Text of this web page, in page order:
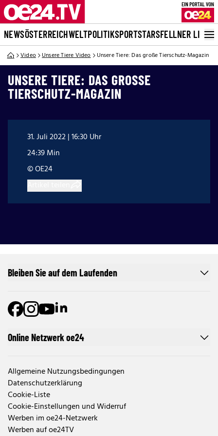
NEWSÖSTERREICHWELTPOLITIKSPORTSTARSFELLNER LIVE
Video Unsere Tiere Video Unsere Tiere: Das große Tierschutz-Magazin
UNSERE TIERE: DAS GROSSE T
IERSCHUTZ-MAGAZIN
31. Juli 2022 | 16:30 Uhr
24:39 Min
© OE24
Online Netzwerk oe24
Allgemeine Nutzungsbedingungen
Datenschutzerklärung
Cookie-Liste
Cookie-Einstellungen und Widerruf
Werben im oe24-Netzwerk
Werben auf oe24TV
Bleiben Sie auf dem Laufenden